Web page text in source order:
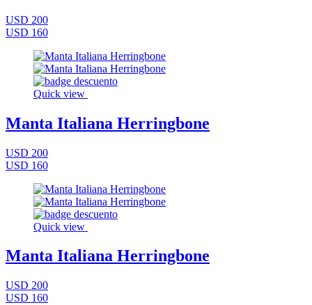
USD 200
USD 160
Quick view
Manta Italiana Herringbone
USD 200
USD 160
Quick view
Manta Italiana Herringbone
USD 200
USD 160